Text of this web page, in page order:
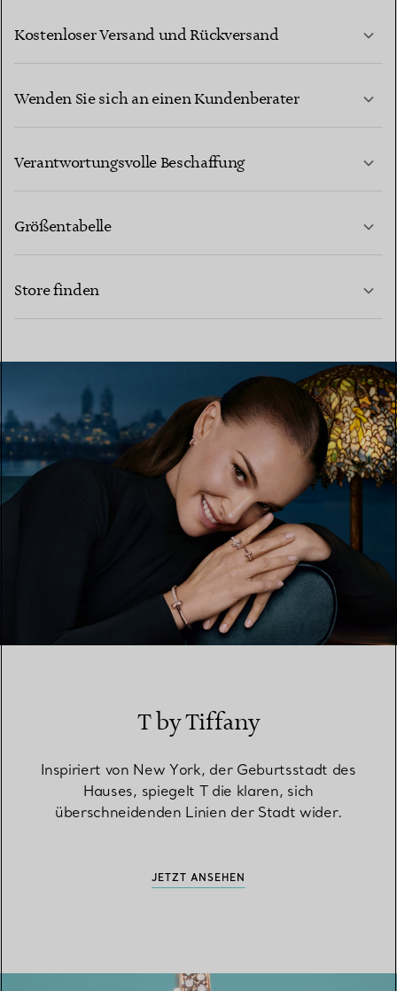
Kostenloser Versand und Rückversand
Wenden Sie sich an einen Kundenberater
Verantwortungsvolle Beschaffung
Größentabelle
Store finden
T by Tiffany
Inspiriert von New York, der Geburtsstadt des
Hauses, spiegelt T die klaren, sich
überschneidenden Linien der Stadt wider.
JETZT ANSEHEN